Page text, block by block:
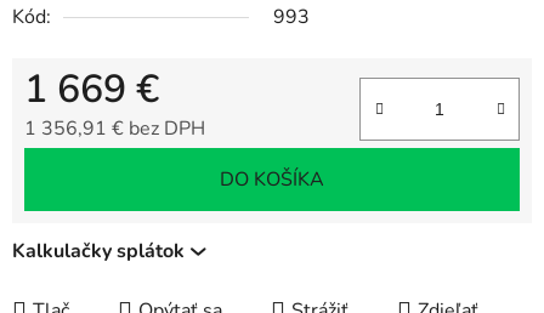
Kód:
993
1 669 €
1 356,91 € bez DPH
DO KOŠÍKA
Kalkulačky splátok